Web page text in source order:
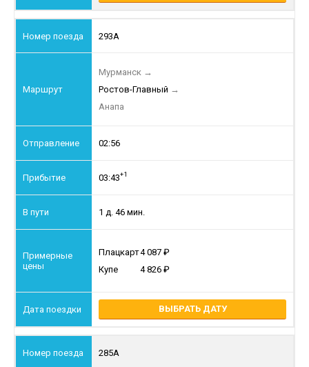
293А
Мурманск →
Ростов-Главный →
Анапа
02:56
03:43+1
1 д. 46 мин.
Плацкарт4 087
Купе
4 826
ВЫБРАТЬ ДАТУ
285А